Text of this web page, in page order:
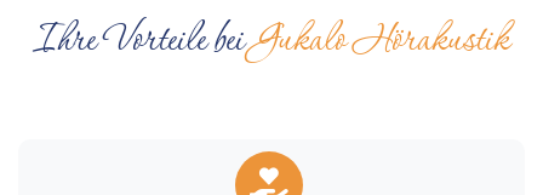
Ihre Vorteile beiGukalo Hörakustik